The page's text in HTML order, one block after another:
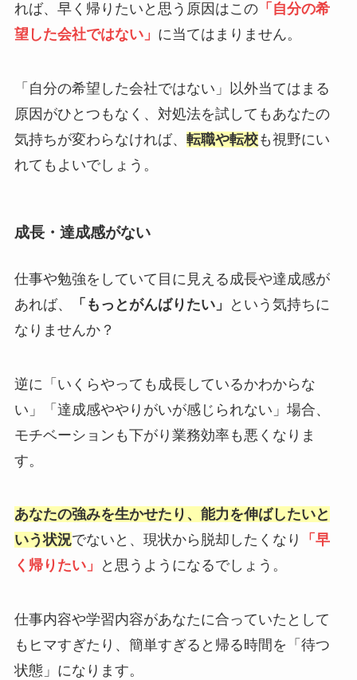
れば、早く帰りたいと思う原因はこの「自分の希
望した会社ではない」 に当てはまりません。
「自分の希望した会社ではない」以外当てはまる
原因がひとつもなく、対処法を試してもあなたの
気持ちが変わらなければ、 転職や転校も視野にい
れてもよいでしょう。
成長・達成感がない
仕事や勉強をしていて目に見える成長や達成感が
あれば、
「もっとがんばりたい」
という気持ちに
なりませんか？
逆に「いくらやっても成長しているかわからな
い」「達成感ややりがいが感じられない」場合、
モチベーションも下がり業務効率も悪くなりま
す。
あなたの強みを生かせたり、能力を伸ばしたいと
いう状況でないと、現状から脱却したくなり
「早
く帰りたい」
と思うようになるでしょう。
仕事内容や学習内容があなたに合っていたとして
もヒマすぎたり、簡単すぎると帰る時間を「待つ
状態」になります。